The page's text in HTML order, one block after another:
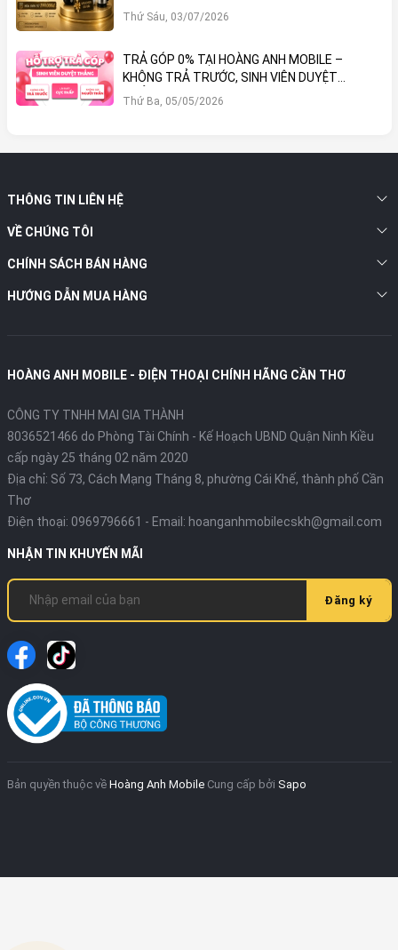
MOBILE
Thứ Sáu, 03/07/2026
TRẢ GÓP 0% TẠI HOÀNG ANH MOBILE –
KHÔNG TRẢ TRƯỚC, SINH VIÊN DUYỆT
THẲNG!
Thứ Ba, 05/05/2026
THÔNG TIN LIÊN HỆ
VỀ CHÚNG TÔI
CHÍNH SÁCH BÁN HÀNG
HƯỚNG DẪN MUA HÀNG
HOÀNG ANH MOBILE - ĐIỆN THOẠI CHÍNH HÃNG CẦN THƠ
CÔNG TY TNHH MAI GIA THÀNH
8036521466 do Phòng Tài Chính - Kế Hoạch UBND Quận Ninh Kiều
cấp ngày 25 tháng 02 năm 2020
Địa chỉ: Số 73, Cách Mạng Tháng 8, phường Cái Khế, thành phố Cần
Thơ
Điện thoại: 0969796661 - Email: hoanganhmobilecskh@gmail.com
NHẬN TIN KHUYẾN MÃI
Đăng ký
Bản quyền thuộc về Hoàng Anh Mobile Cung cấp bởi Sapo